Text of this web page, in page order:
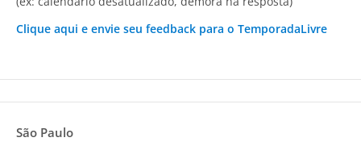
Clique aqui e envie seu feedback para o TemporadaLivre
São Paulo